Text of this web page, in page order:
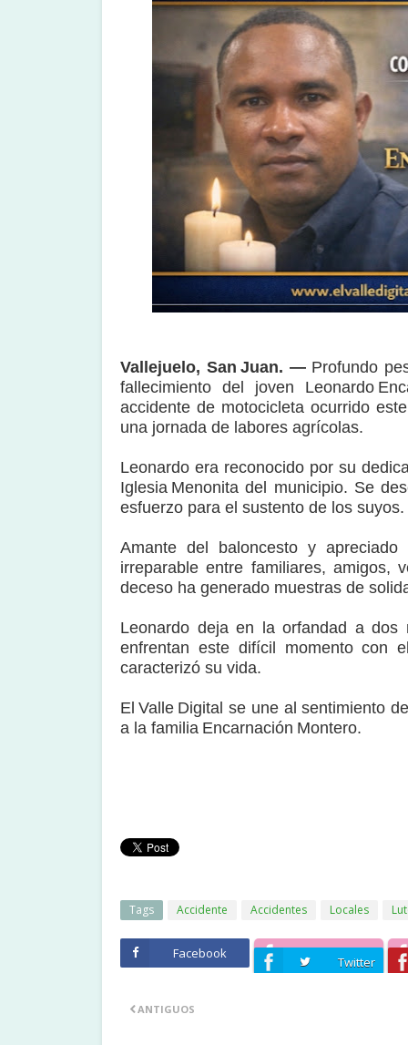
Vallejuelo, San Juan. —Profundo
fallecimiento del joven Leonardo
accidente de motocicleta ocurrido
una jornada de labores agrícolas.
Leonardo era reconocido por su
Iglesia Menonita del municipio. Se
esfuerzo para el sustento de los suyos.
Amante del baloncesto y
irreparable entre familiares, amigos,
deceso ha generado muestras de
Leonardo deja en la orfandad a
enfrentan este difícil momento con
caracterizó su vida.
El Valle Digital se une al sentimiento
a la familia Encarnación Montero.
Tags Accidente Accidentes Locales
Facebook
Twitter
ANTIGUOS